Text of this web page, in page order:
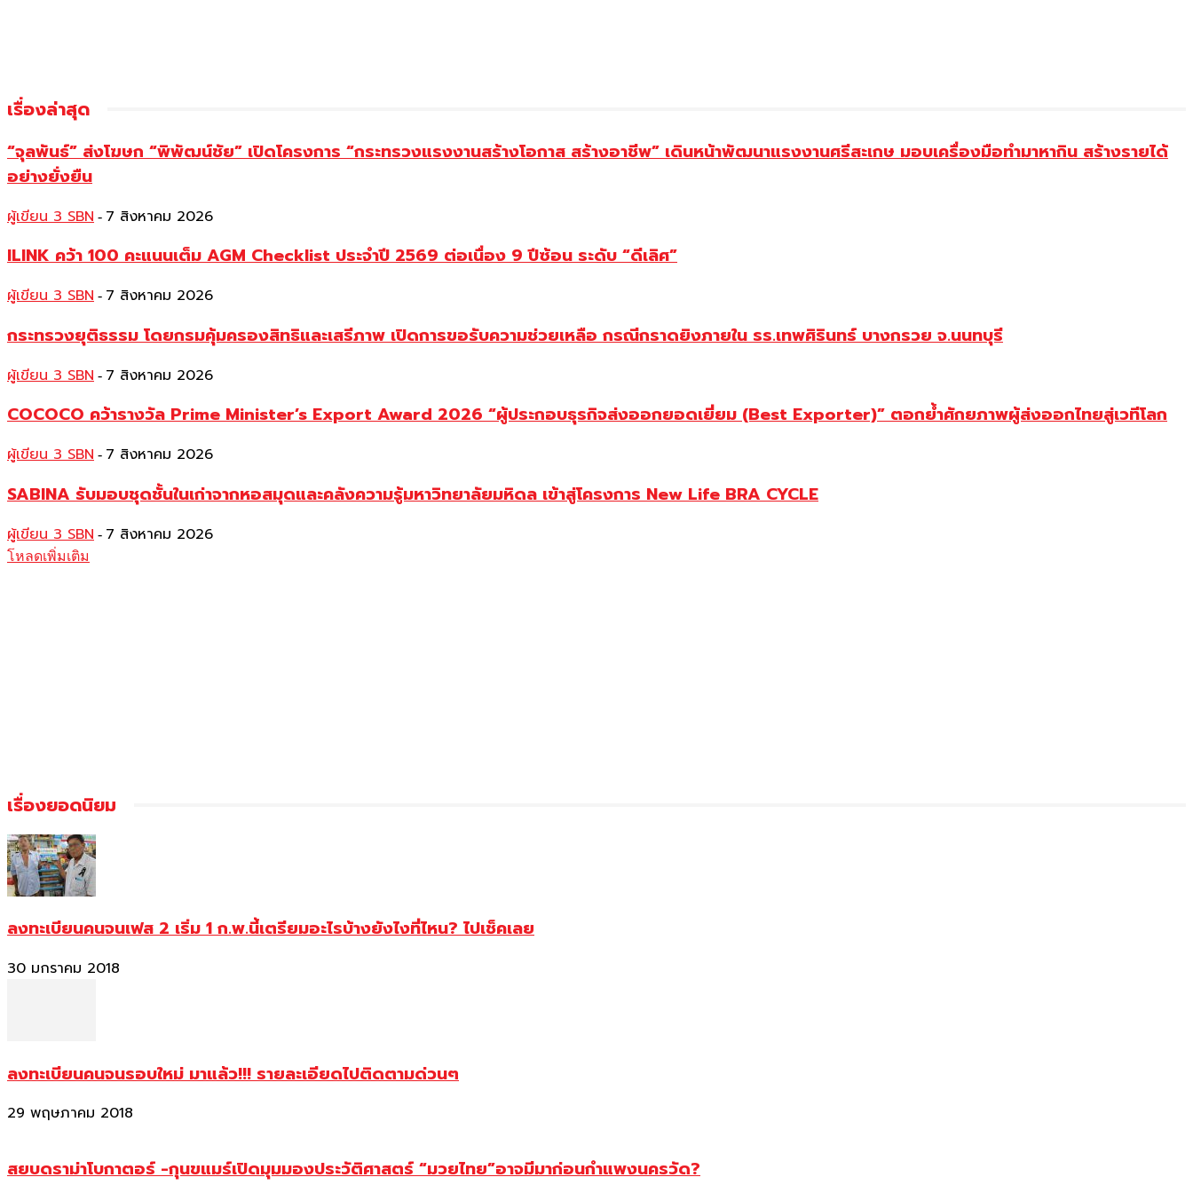
เรื่องล่าสุด
“จุลพันธ์” ส่งโฆษก “พิพัฒน์ชัย” เปิดโครงการ “กระทรวงแรงงานสร้างโอกาส สร้างอาชีพ” เดินหน้าพัฒนาแรงงานศรีสะเกษ มอบเครื่องมือทำมาหากิน สร้างรายได้
อย่างยั่งยืน
ผู้เขียน 3 SBN - 7 สิงหาคม 2026
ILINK คว้า 100 คะแนนเต็ม AGM Checklist ประจำปี 2569 ต่อเนื่อง 9 ปีซ้อน ระดับ “ดีเลิศ”
ผู้เขียน 3 SBN - 7 สิงหาคม 2026
กระทรวงยุติธรรม โดยกรมคุ้มครองสิทธิและเสรีภาพ เปิดการขอรับความช่วยเหลือ กรณีกราดยิงภายใน รร.เทพศิรินทร์ บางกรวย จ.นนทบุรี
ผู้เขียน 3 SBN - 7 สิงหาคม 2026
COCOCO คว้ารางวัล Prime Minister’s Export Award 2026 “ผู้ประกอบธุรกิจส่งออกยอดเยี่ยม (Best Exporter)” ตอกย้ำศักยภาพผู้ส่งออกไทยสู่เวทีโลก
ผู้เขียน 3 SBN - 7 สิงหาคม 2026
SABINA รับมอบชุดชั้นในเก่าจากหอสมุดและคลังความรู้มหาวิทยาลัยมหิดล เข้าสู่โครงการ New Life BRA CYCLE
ผู้เขียน 3 SBN - 7 สิงหาคม 2026
โหลดเพิ่มเติม
เรื่องยอดนิยม
ลงทะเบียนคนจนเฟส 2 เริ่ม 1 ก.พ.นี้เตรียมอะไรบ้างยังไงที่ไหน? ไปเช็คเลย
30 มกราคม 2018
ลงทะเบียนคนจนรอบใหม่ มาแล้ว!!! รายละเอียดไปติดตามด่วนๆ
29 พฤษภาคม 2018
สยบดราม่าโบกาตอร์ -กุนขแมร์เปิดมุมมองประวัติศาสตร์ “มวยไทย”อาจมีมาก่อนกำแพงนครวัด?